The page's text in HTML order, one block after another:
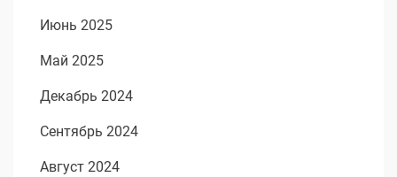
Июнь 2025
Май 2025
Декабрь 2024
Сентябрь 2024
Август 2024